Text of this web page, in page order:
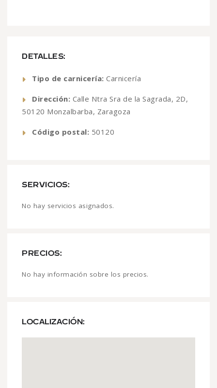
DETALLES:
Tipo de carnicería: Carnicería
Dirección: Calle Ntra Sra de la Sagrada, 2D,
50120 Monzalbarba, Zaragoza
Código postal: 50120
SERVICIOS:
No hay servicios asignados.
PRECIOS:
No hay información sobre los precios.
LOCALIZACIÓN: